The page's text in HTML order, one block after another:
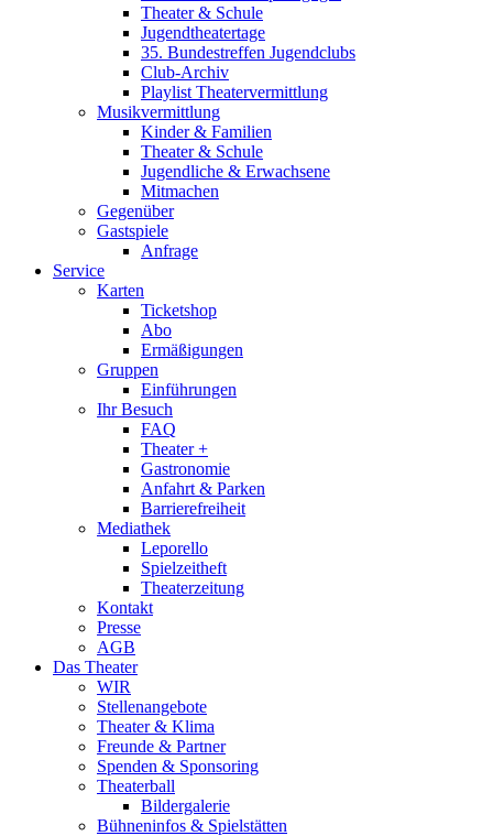
Theater & Schule
Jugendtheatertage
35. Bundestreffen Jugendclubs
Club-Archiv
Playlist Theatervermittlung
Musikvermittlung
Kinder & Familien
Theater & Schule
Jugendliche & Erwachsene
Mitmachen
Gegenüber
Gastspiele
Anfrage
Service
Karten
Ticketshop
Abo
Ermäßigungen
Gruppen
Einführungen
Ihr Besuch
FAQ
Theater +
Gastronomie
Anfahrt & Parken
Barrierefreiheit
Mediathek
Leporello
Spielzeitheft
Theaterzeitung
Kontakt
Presse
AGB
Das Theater
WIR
Stellenangebote
Theater & Klima
Freunde & Partner
Spenden & Sponsoring
Theaterball
Bildergalerie
Bühneninfos & Spielstätten